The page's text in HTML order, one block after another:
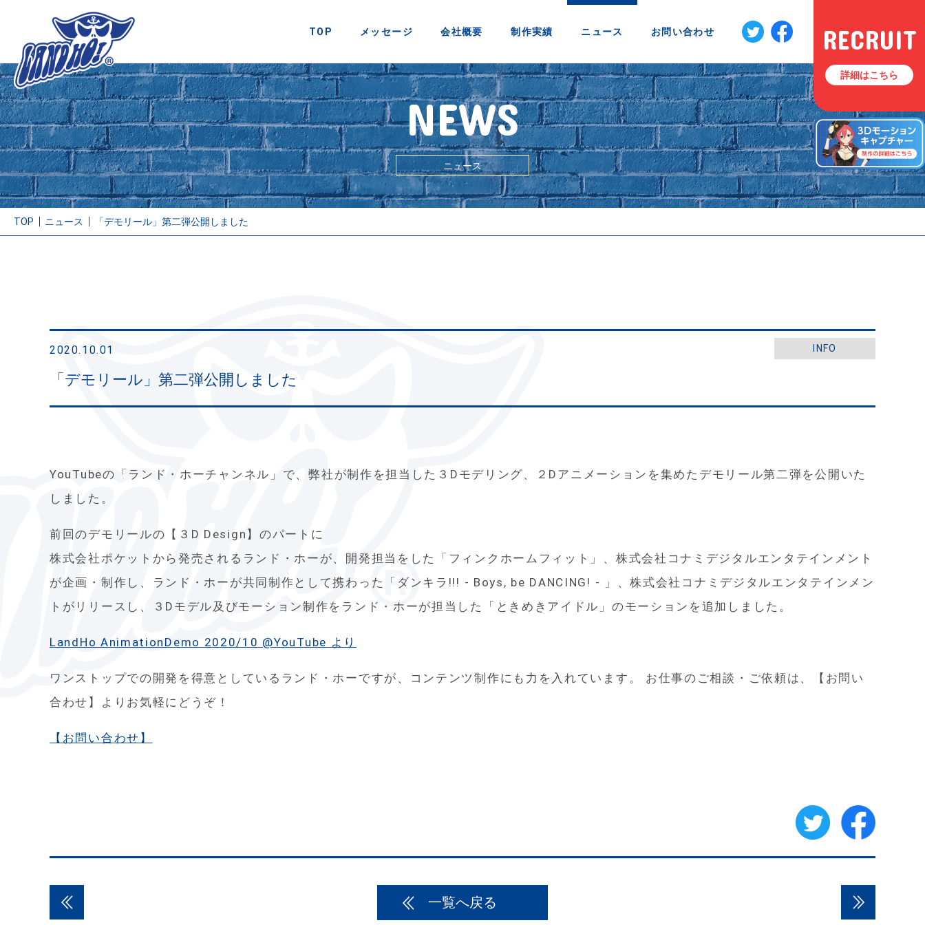
TOP メッセージ 会社概要 制作実績 ニュース お問い合わせ RECRUIT
詳細はこちら
NEWS
ニュース
TOP ニュース 「デモリール」第二弾公開しました
INFO
2020.10.01
「デモリール」第二弾公開しました
YouTubeの「ランド・ホーチャンネル」で、弊社が制作を担当した３Dモデリング、２Dアニメーションを集めたデモリール第二弾を公開いた
しました。
前回のデモリールの【３D Design】のパートに
株式会社ポケットから発売されるランド・ホーが、開発担当をした「フィンクホームフィット」、株式会社コナミデジタルエンタテインメント
が企画・制作し、ランド・ホーが共同制作として携わった「ダンキラ!!! - Boys, be DANCING! - 」、株式会社コナミデジタルエンタテインメン
トがリリースし、３Dモデル及びモーション制作をランド・ホーが担当した「ときめきアイドル」のモーションを追加しました。
LandHo AnimationDemo 2020/10 @YouTube より
ワンストップでの開発を得意としているランド・ホーですが、コンテンツ制作にも力を入れています。 お仕事のご相談・ご依頼は、【お問い
合わせ】よりお気軽にどうぞ！
【お問い合わせ】
一覧へ戻る